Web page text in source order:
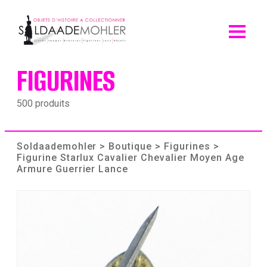
content
FIGURINES
500 produits
Soldaademohler > Boutique > Figurines >
Figurine Starlux Cavalier Chevalier Moyen Age
Armure Guerrier Lance